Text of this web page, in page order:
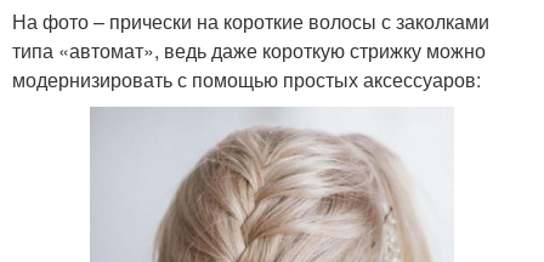
На фото – прически на короткие волосы с заколками
типа «автомат», ведь даже короткую стрижку можно
модернизировать с помощью простых аксессуаров: